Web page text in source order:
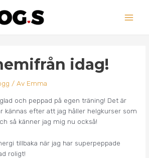
idag!
/ Av Emma
och peppad på egen träning! Det är
kännas efter att jag håller helgkurser som
så känner jag mig nu också!
tillbaka när jag har superpeppade
roligt!